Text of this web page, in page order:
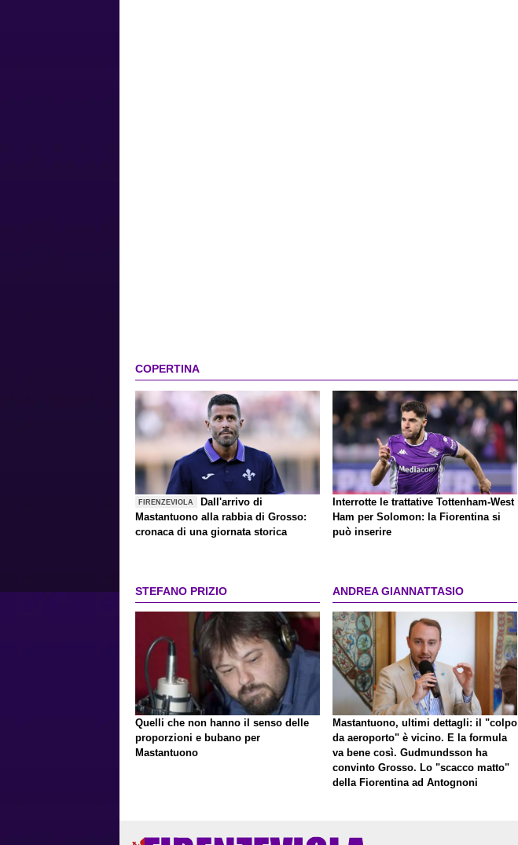
COPERTINA
FIRENZEVIOLA
Dall'arrivo di
Mastantuono alla rabbia di Grosso:
cronaca di una giornata storica
Interrotte le trattative Tottenham-West
Ham per Solomon: la Fiorentina si
può inserire
STEFANO PRIZIO
Quelli che non hanno il senso delle
proporzioni e bubano per
Mastantuono
ANDREA GIANNATTASIO
Mastantuono, ultimi dettagli: il "colpo
da aeroporto" è vicino. E la formula
va bene così. Gudmundsson ha
convinto Grosso. Lo "scacco matto"
della Fiorentina ad Antognoni